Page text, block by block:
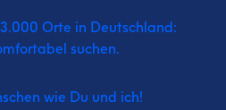
Orte in Deutschland:
suchen.
wie Du und ich!